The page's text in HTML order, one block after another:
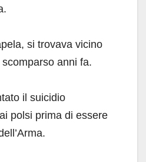
si trovava vicino
anni fa.
il suicidio
polsi prima di essere